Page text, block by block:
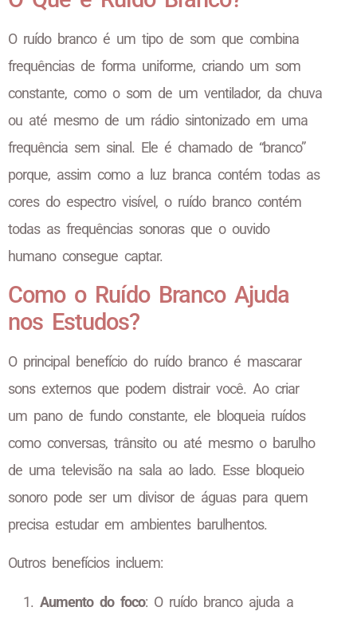
O ruído branco é um tipo de som que combina
frequências de forma uniforme, criando um som
constante, como o som de um ventilador, da chuva
ou até mesmo de um rádio sintonizado em uma
frequência sem sinal. Ele é chamado de “branco”
porque, assim como a luz branca contém todas as
cores do espectro visível, o ruído branco contém
todas as frequências sonoras que o ouvido
humano consegue captar.
Como o Ruído Branco Ajuda
nos Estudos?
O principal benefício do ruído branco é mascarar
sons externos que podem distrair você. Ao criar
um pano de fundo constante, ele bloqueia ruídos
como conversas, trânsito ou até mesmo o barulho
de uma televisão na sala ao lado. Esse bloqueio
sonoro pode ser um divisor de águas para quem
precisa estudar em ambientes barulhentos.
Outros benefícios incluem:
Aumento do foco: O ruído branco ajuda a